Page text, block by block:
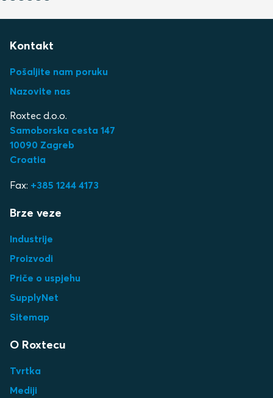
Kontakt
Pošaljite nam poruku
Nazovite nas
Roxtec d.o.o.
Samoborska cesta 147
10090 Zagreb
Croatia
Fax: +385 1244 4173
Brze veze
Industrije
Proizvodi
Priče o uspjehu
SupplyNet
Sitemap
O Roxtecu
Tvrtka
Mediji